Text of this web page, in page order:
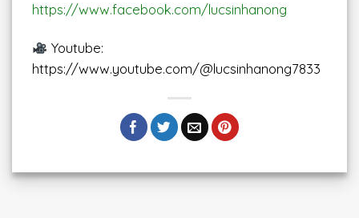
https://www.facebook.com/lucsinhanong
Youtube:
https://www.youtube.com/@lucsinhanong7833